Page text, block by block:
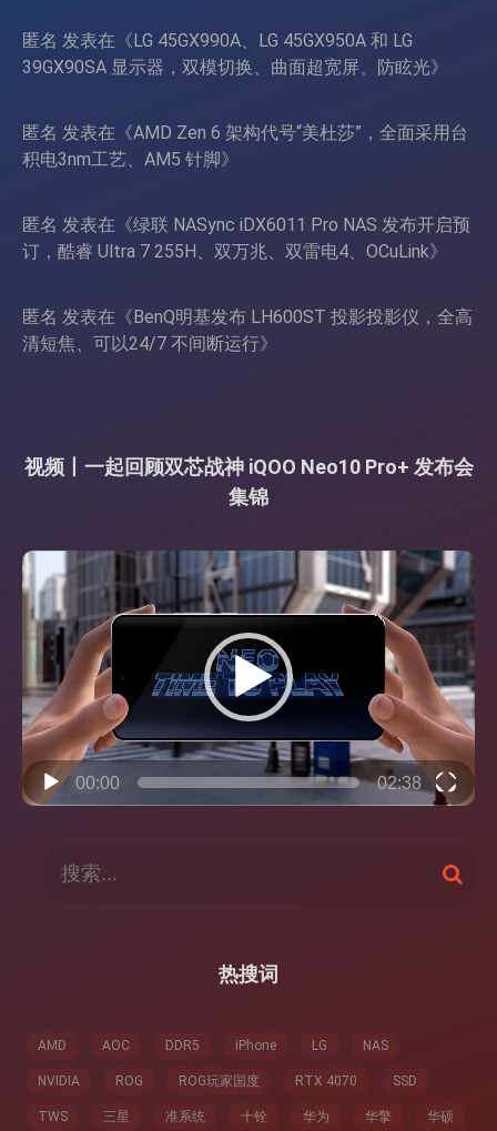
匿名 发表在《LG 45GX990A、LG 45GX950A 和 LG
39GX90SA 显示器，双模切换、曲面超宽屏、防眩光》
匿名 发表在《AMD Zen 6 架构代号“美杜莎”，全面采用台
积电3nm工艺、AM5 针脚》
匿名 发表在《绿联 NASync iDX6011 Pro NAS 发布开启预
订，酷睿 Ultra 7 255H、双万兆、双雷电4、OCuLink》
匿名 发表在《BenQ明基发布 LH600ST 投影投影仪，全高
清短焦、可以24/7 不间断运行》
视频丨一起回顾双芯战神 iQOO Neo10 Pro+ 发布会
集锦
视
频
播
放
00:00 02:38
搜
索
热搜词
AMD AOC DDR5 iPhone LG NAS
NVIDIA ROG ROG玩家国度 RTX 4070 SSD
TWS 三星 准系统 十铨 华为 华擎 华硕